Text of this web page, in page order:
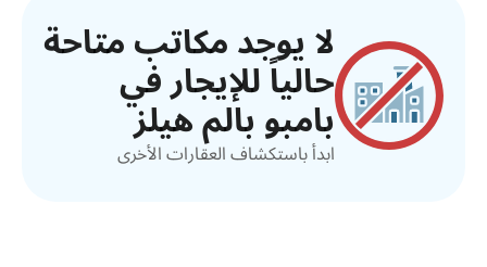
لا يوجد مكاتب متاحة
حالياً للإيجار في
بامبو بالم هيلز
ابدأ باستكشاف العقارات الأخرى